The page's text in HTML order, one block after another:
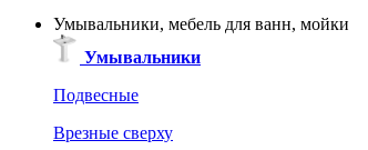
Умывальники, мебель для ванн, мойки
Умывальники
Подвесные
Врезные сверху